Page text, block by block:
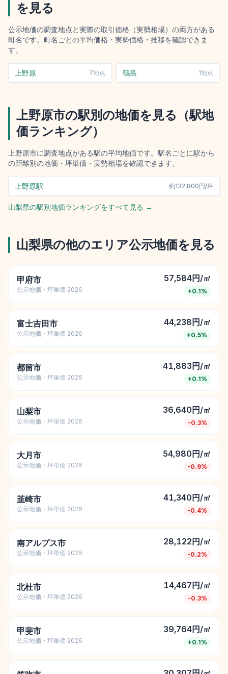
を見る
公示地価の調査地点と実際の取引価格（実勢相場）の両方がある
町名です。町名ごとの平均価格・実勢価格・推移を確認できま
す。
上野原 7地点 鶴島 1地点
上野原市の駅別の地価を見る（駅地
価ランキング）
上野原市に調査地点がある駅の平均地価です。駅名ごとに駅から
の距離別の地価・坪単価・実勢相場を確認できます。
上野原駅 約132,800円/坪
山梨県の駅別地価ランキングをすべて見る →
山梨県の他のエリア公示地価を見る
甲府市
公示地価・坪単価 2026
57,584円/㎡
+0.1%
富士吉田市
公示地価・坪単価 2026
44,238円/㎡
+0.5%
都留市
公示地価・坪単価 2026
41,883円/㎡
+0.1%
山梨市
公示地価・坪単価 2026
36,640円/㎡
-0.3%
大月市
公示地価・坪単価 2026
54,980円/㎡
-0.9%
韮崎市
公示地価・坪単価 2026
41,340円/㎡
-0.4%
南アルプス市
公示地価・坪単価 2026
28,122円/㎡
-0.2%
北杜市
公示地価・坪単価 2026
14,467円/㎡
-0.3%
甲斐市
公示地価・坪単価 2026
39,764円/㎡
+0.1%